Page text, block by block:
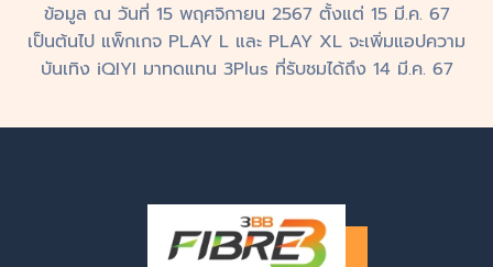
ข้อมูล ณ วันที่ 15 พฤศจิกายน 2567 ตั้งแต่ 15 มี.ค. 67
เป็นต้นไป แพ็กเกจ PLAY L และ PLAY XL จะเพิ่มแอปความ
บันเทิง iQIYI มาทดแทน 3Plus ที่รับชมได้ถึง 14 มี.ค. 67